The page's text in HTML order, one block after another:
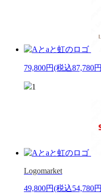
79,800円(税込87,780
1
Logomarket
49,800円(税込54,780